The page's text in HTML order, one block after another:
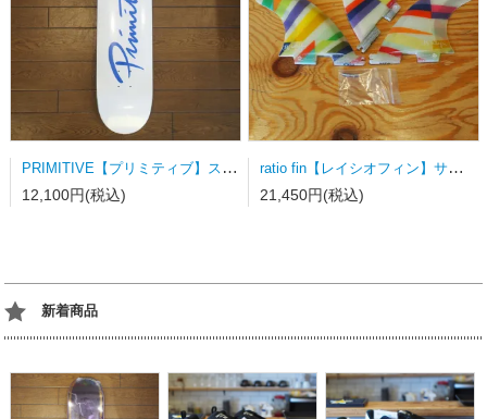
PRIMITIVE【プリミティブ】スケートボードデッキ NUEVO SCRIPT WHITE/DODGERS BLUE
12,100円(税込)
ratio fin【レイシオフィン】サーフボードフィン FCSⅡ用トライフィン Sサイズ カラーストライプ
21,450円(税込)
新着商品